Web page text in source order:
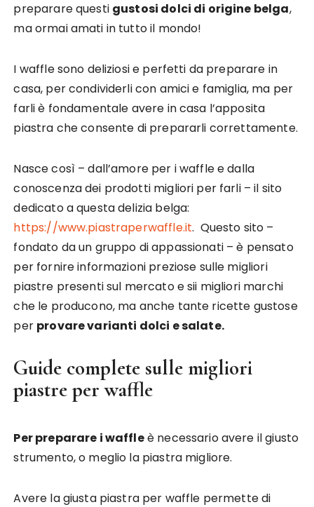
preparare questi gustosi dolci di origine belga,
ma ormai amati in tutto il mondo!
I waffle sono deliziosi e perfetti da preparare in
casa, per condividerli con amici e famiglia, ma per
farli è fondamentale avere in casa l’apposita
piastra che consente di prepararli correttamente.
Nasce così – dall’amore per i waffle e dalla
conoscenza dei prodotti migliori per farli – il sito
dedicato a questa delizia belga:
https://www.piastraperwaffle.it. Questo sito –
fondato da un gruppo di appassionati – è pensato
per fornire informazioni preziose sulle migliori
piastre presenti sul mercato e sii migliori marchi
che le producono, ma anche tante ricette gustose
per provare varianti dolci e salate.
Guide complete sulle migliori
piastre per waffle
Per preparare i waffleè necessario avere il giusto
strumento, o meglio la piastra migliore.
Avere la giusta piastra per waffle permette di